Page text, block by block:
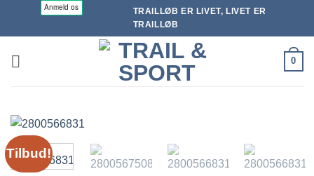
TRAILLØB ER LIVET, LIVET ER
TRAILLØB
0
Tilbud!